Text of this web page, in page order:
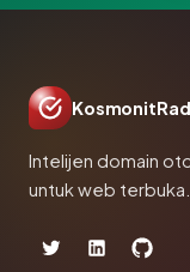
Intelijen domain
untuk web terbuka.